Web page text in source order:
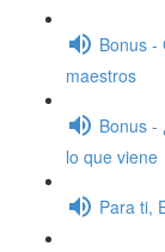
Bonus -
maestros
Bonus -
lo que viene
Para ti,